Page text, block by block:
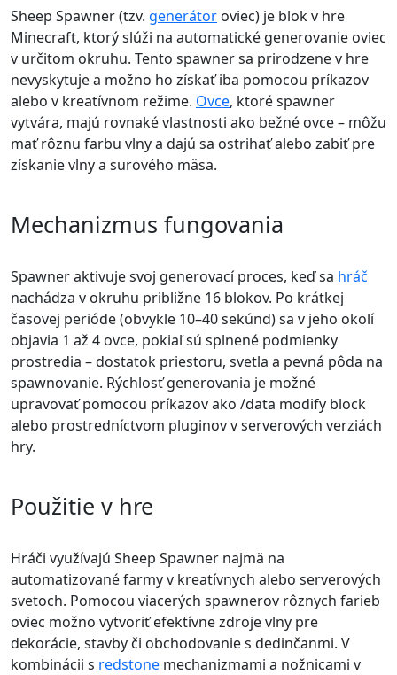
Sheep Spawner (tzv. generátor oviec) je blok v hre
Minecraft, ktorý slúži na automatické generovanie oviec
v určitom okruhu. Tento spawner sa prirodzene v hre
nevyskytuje a možno ho získať iba pomocou príkazov
alebo v kreatívnom režime. Ovce, ktoré spawner
vytvára, majú rovnaké vlastnosti ako bežné ovce – môžu
mať rôznu farbu vlny a dajú sa ostrihať alebo zabiť pre
získanie vlny a surového mäsa.
Mechanizmus fungovania
Spawner aktivuje svoj generovací proces, keď sa hráč
nachádza v okruhu približne 16 blokov. Po krátkej
časovej perióde (obvykle 10–40 sekúnd) sa v jeho okolí
objavia 1 až 4 ovce, pokiaľ sú splnené podmienky
prostredia – dostatok priestoru, svetla a pevná pôda na
spawnovanie. Rýchlosť generovania je možné
upravovať pomocou príkazov ako /data modify block
alebo prostredníctvom pluginov v serverových verziách
hry.
Použitie v hre
Hráči využívajú Sheep Spawner najmä na
automatizované farmy v kreatívnych alebo serverových
svetoch. Pomocou viacerých spawnerov rôznych farieb
oviec možno vytvoriť efektívne zdroje vlny pre
dekorácie, stavby či obchodovanie s dedinčanmi. V
kombinácii s redstone mechanizmami a nožnicami v